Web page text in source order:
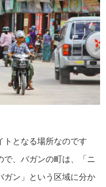
トとなる場所なのです
で、バガンの町は、「ニ
ガン」という区域に分か